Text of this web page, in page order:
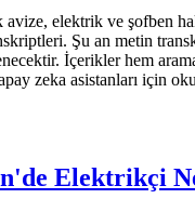
elektrik ve şofben
Şu an metin
İçerikler hem
zeka asistanları için
Elektrikçi